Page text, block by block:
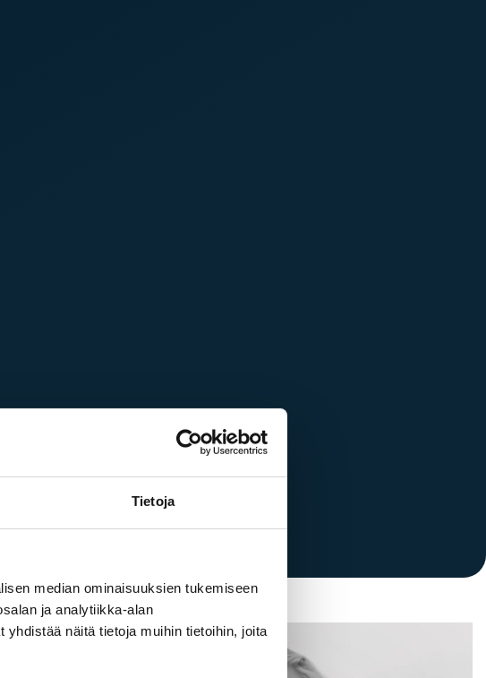
Tietoja
median ominaisuuksien tukemiseen
ja analytiikka-alan
näitä tietoja muihin tietoihin, joita
Business ID: 1502158-4